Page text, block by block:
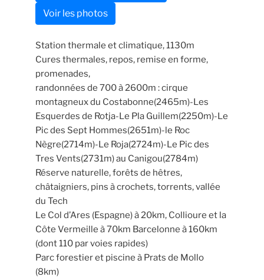
Voir les photos
Station thermale et climatique, 1130m
Cures thermales, repos, remise en forme,
promenades,
randonnées de 700 à 2600m : cirque
montagneux du Costabonne(2465m)-Les
Esquerdes de Rotja-Le Pla Guillem(2250m)-Le
Pic des Sept Hommes(2651m)-le Roc
Nègre(2714m)-Le Roja(2724m)-Le Pic des
Tres Vents(2731m) au Canigou(2784m)
Réserve naturelle, forêts de hêtres,
châtaigniers, pins à crochets, torrents, vallée
du Tech
Le Col d’Ares (Espagne) à 20km, Collioure et la
Côte Vermeille à 70km Barcelonne à 160km
(dont 110 par voies rapides)
Parc forestier et piscine à Prats de Mollo
(8km)